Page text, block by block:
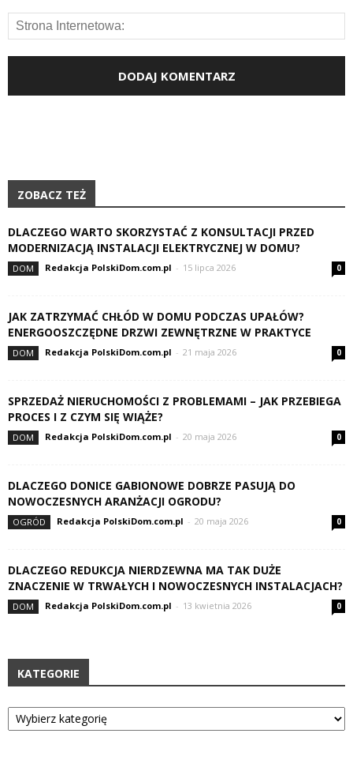
ZOBACZ TEŻ
DLACZEGO WARTO SKORZYSTAĆ Z KONSULTACJI PRZED
MODERNIZACJĄ INSTALACJI ELEKTRYCZNEJ W DOMU?
DOM Redakcja PolskiDom.com.pl - 15 lipca 2026 0
JAK ZATRZYMAĆ CHŁÓD W DOMU PODCZAS UPAŁÓW?
ENERGOOSZCZĘDNE DRZWI ZEWNĘTRZNE W PRAKTYCE
DOM Redakcja PolskiDom.com.pl - 21 maja 2026 0
SPRZEDAŻ NIERUCHOMOŚCI Z PROBLEMAMI – JAK PRZEBIEGA
PROCES I Z CZYM SIĘ WIĄŻE?
DOM Redakcja PolskiDom.com.pl - 20 maja 2026 0
DLACZEGO DONICE GABIONOWE DOBRZE PASUJĄ DO
NOWOCZESNYCH ARANŻACJI OGRODU?
OGRÓD Redakcja PolskiDom.com.pl - 20 maja 2026 0
DLACZEGO REDUKCJA NIERDZEWNA MA TAK DUŻE
ZNACZENIE W TRWAŁYCH I NOWOCZESNYCH INSTALACJACH?
DOM Redakcja PolskiDom.com.pl - 13 kwietnia 2026 0
KATEGORIE
Kategorie